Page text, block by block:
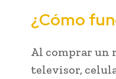
¿Cómo
Al comprar un
televisor,